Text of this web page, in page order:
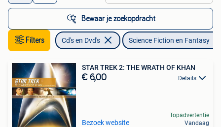
Bewaar je zoekopdracht
Filters Cd's en Dvd's Science Fiction en Fantasy
STAR TREK 2: THE WRATH OF KHAN
€ 6,00 Details
Bezoek website
Topadvertentie
Vandaag